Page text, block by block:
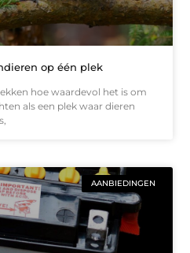
op één plek
hoe waardevol het is om
als een plek waar dieren
AANBIEDINGEN